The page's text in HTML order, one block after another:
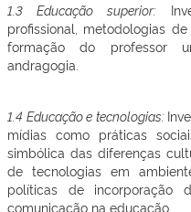
1.3 Educação superior:
profissional, metodologias
formação do professor
andragogia.
1.4 Educação e tecnologias:
mídias como práticas
simbólica das diferenças
de tecnologias em
políticas de incorporação
comunicação na educação.